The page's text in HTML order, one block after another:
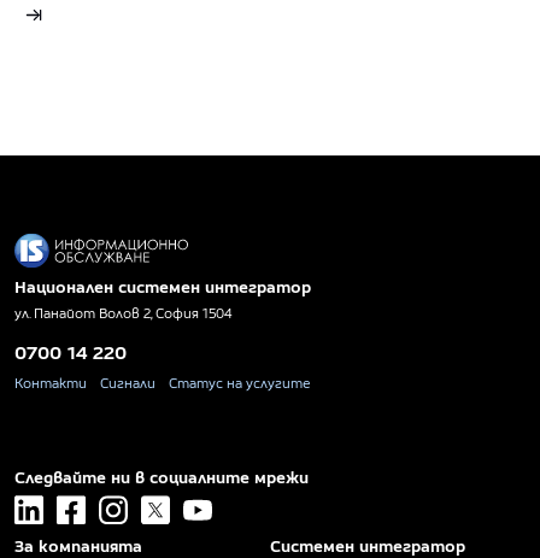
Национален системен интегратор
ул. Панайот Волов 2, София 1504
0700 14 220
Контакти Сигнали Статус на услугите
Следвайте ни в социалните мрежи
linkedin facebookinstagram
x youtube
За компанията Системен интегратор